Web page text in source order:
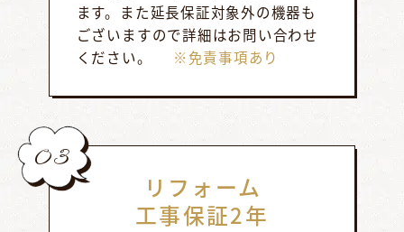
ます。また延長保証対象外の機器も
ございますので詳細はお問い合わせ
ください。
※免責事項あり
03
リフォーム
工事保証2年